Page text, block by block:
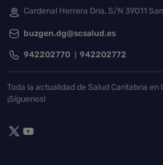
Cardenal Herrera Oria, S/N 39011
buzgen.dg@scsalud.es
942202770 942202772
Toda la actualidad de Salud Cantabria en
¡Síguenos!